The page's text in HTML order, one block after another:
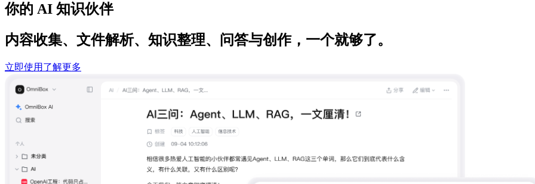
你的 AI 知识伙伴
内容收集、文件解析、知识整理、问答与创作，一个就够了。
立即使用 了解更多